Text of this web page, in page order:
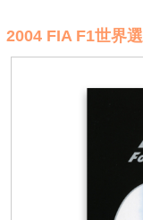
2004 FIA F1世界